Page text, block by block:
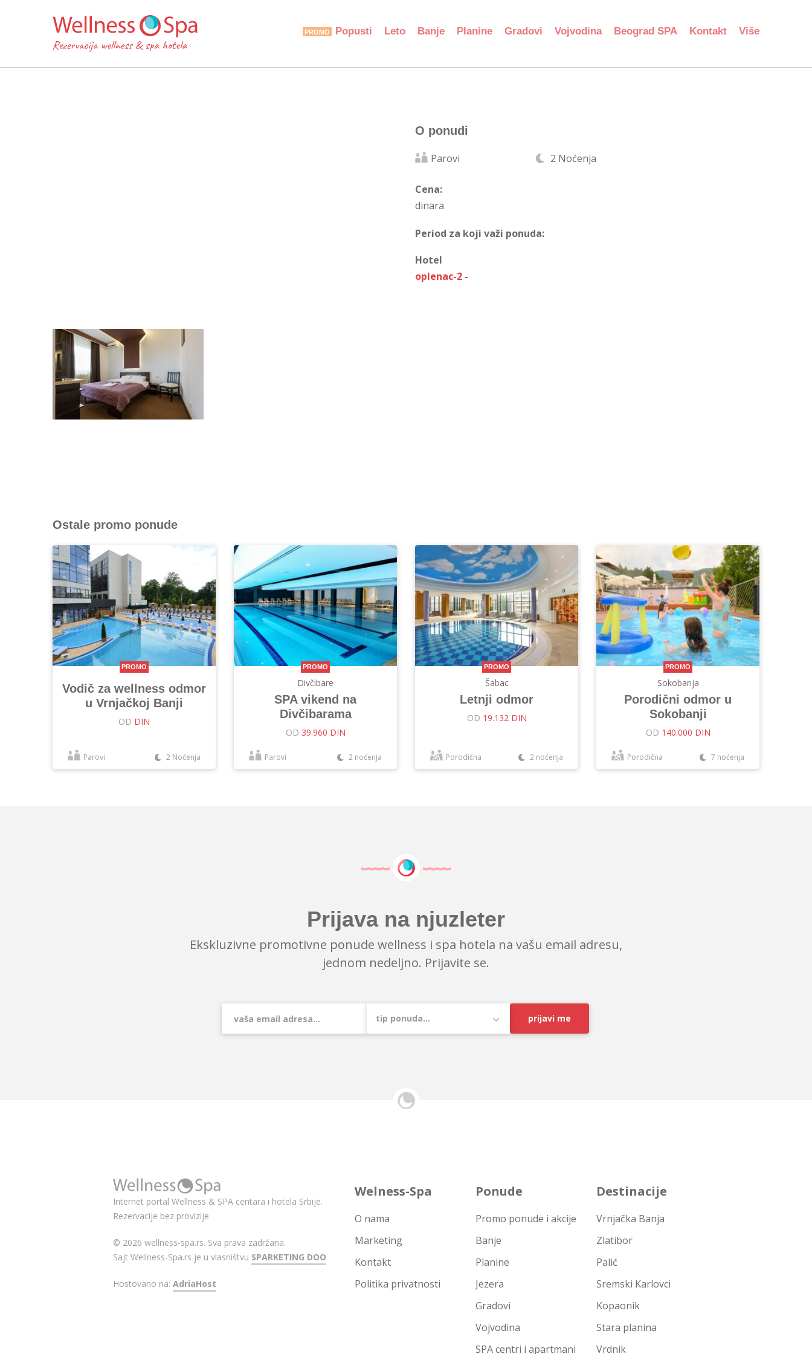
Popusti Leto Banje Planine Gradovi Vojvodina Beograd SPA Kontakt Više
O ponudi
Parovi 2 Noćenja
Cena:
dinara
Period za koji važi ponuda:
Hotel
oplenac-2 -
Ostale promo ponude
PROMO
Vodič za wellness odmor
u Vrnjačkoj Banji
OD DIN
Parovi 2 Noćenja
PROMO
Divčibare
SPA vikend na
Divčibarama
OD 39.960 DIN
Parovi 2 noćenja
PROMO
Šabac
Letnji odmor
OD 19.132 DIN
Porodična 2 noćenja
PROMO
Sokobanja
Porodični odmor u
Sokobanji
OD 140.000 DIN
Porodična 7 noćenja
Prijava na njuzleter
Ekskluzivne promotivne ponude wellness i spa hotela na vašu email adresu,
jednom nedeljno. Prijavite se.
prijavi me
Internet portal Wellness & SPA centara i hotela Srbije.
Rezervacije bez provizije
© 2026 wellness-spa.rs. Sva prava zadržana.
Sajt Wellness-Spa.rs je u vlasništvu SPARKETING DOO
Hostovano na: AdriaHost
Welness-Spa
O nama
Marketing
Kontakt
Politika privatnosti
Ponude
Promo ponude i akcije
Banje
Planine
Jezera
Gradovi
Vojvodina
SPA centri i apartmani
Destinacije
Vrnjačka Banja
Zlatibor
Palić
Sremski Karlovci
Kopaonik
Stara planina
Vrdnik